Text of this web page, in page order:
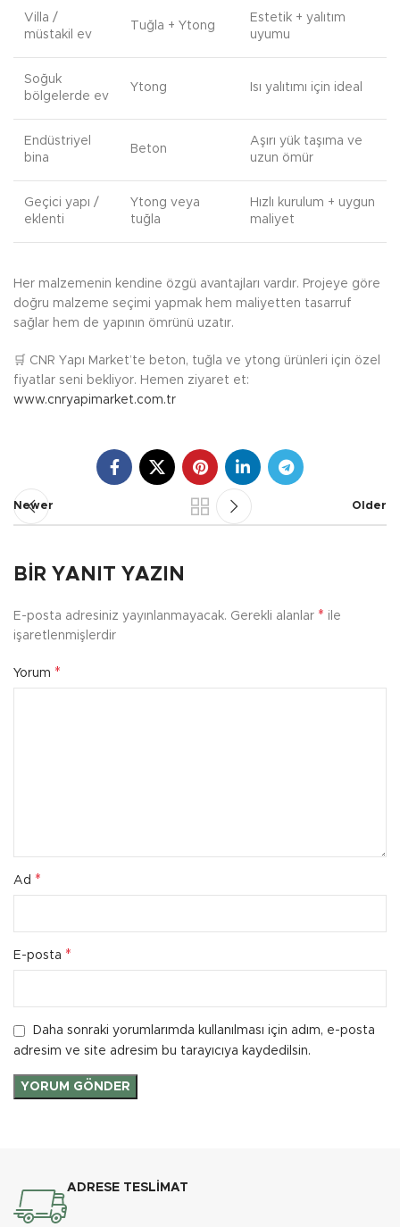
Villa /
müstakil ev
Tuğla + Ytong
Estetik + yalıtım
uyumu
Soğuk
bölgelerde ev
Ytong Isı yalıtımı için ideal
Endüstriyel
bina
Beton
Aşırı yük taşıma ve
uzun ömür
Geçici yapı /
eklenti
Ytong veya
tuğla
Hızlı kurulum + uygun
maliyet
Her malzemenin kendine özgü avantajları vardır. Projeye göre
doğru malzeme seçimi yapmak hem maliyetten tasarruf
sağlar hem de yapının ömrünü uzatır.
🛒 CNR Yapı Market’te beton, tuğla ve ytong ürünleri için özel
fiyatlar seni bekliyor. Hemen ziyaret et:
www.cnryapimarket.com.tr
Newer Older
BIR YANIT YAZIN
E-posta adresiniz yayınlanmayacak. Gerekli alanlar * ile
işaretlenmişlerdir
Yorum *
Ad *
E-posta *
Daha sonraki yorumlarımda kullanılması için adım, e-posta
adresim ve site adresim bu tarayıcıya kaydedilsin.
ADRESE TESLİMAT